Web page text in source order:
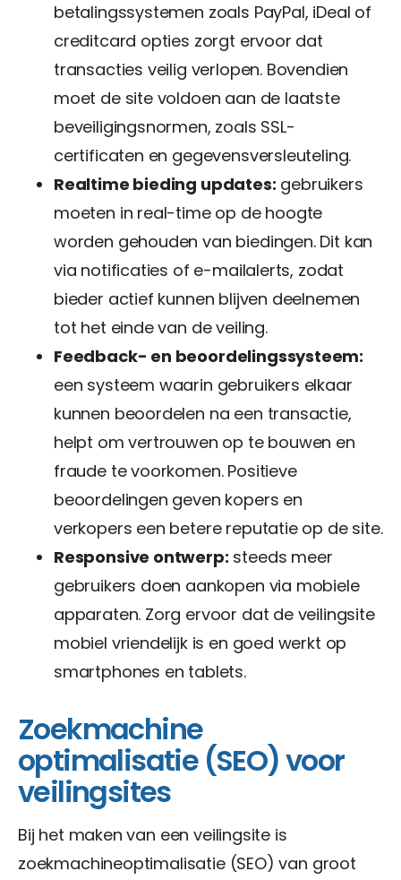
betalingssystemen zoals PayPal, iDeal of
creditcard opties zorgt ervoor dat
transacties veilig verlopen. Bovendien
moet de site voldoen aan de laatste
beveiligingsnormen, zoals SSL-
certificaten en gegevensversleuteling.
Realtime bieding updates: gebruikers
moeten in real-time op de hoogte
worden gehouden van biedingen. Dit kan
via notificaties of e-mailalerts, zodat
bieder actief kunnen blijven deelnemen
tot het einde van de veiling.
Feedback- en beoordelingssysteem:
een systeem waarin gebruikers elkaar
kunnen beoordelen na een transactie,
helpt om vertrouwen op te bouwen en
fraude te voorkomen. Positieve
beoordelingen geven kopers en
verkopers een betere reputatie op de site.
Responsive ontwerp: steeds meer
gebruikers doen aankopen via mobiele
apparaten. Zorg ervoor dat de veilingsite
mobiel vriendelijk is en goed werkt op
smartphones en tablets.
Zoekmachine
optimalisatie (SEO) voor
veilingsites
Bij het maken van een veilingsite is
zoekmachineoptimalisatie (SEO) van groot